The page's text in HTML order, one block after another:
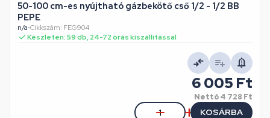
50-100 cm-es nyújtható gázbekötő cső 1/2 - 1/2 BB
PEPE
n/a•Cikkszám: FEG904
Készleten: 59 db, 24-72 órás kiszállítással
6 005 Ft
Nettó4 728 Ft
KOSÁRBA